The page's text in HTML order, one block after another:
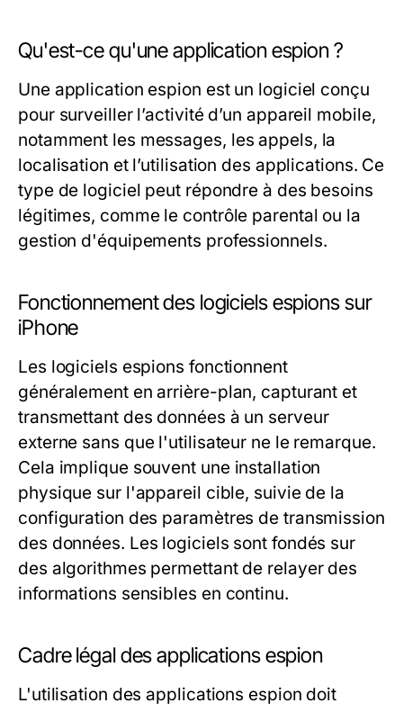
Qu'est-ce qu'une application espion ?
Une application espion est un logiciel conçu
pour surveiller l’activité d’un appareil mobile,
notamment les messages, les appels, la
localisation et l’utilisation des applications. Ce
type de logiciel peut répondre à des besoins
légitimes, comme le contrôle parental ou la
gestion d'équipements professionnels.
Fonctionnement des logiciels espions sur
iPhone
Les logiciels espions fonctionnent
généralement en arrière-plan, capturant et
transmettant des données à un serveur
externe sans que l'utilisateur ne le remarque.
Cela implique souvent une installation
physique sur l'appareil cible, suivie de la
configuration des paramètres de transmission
des données. Les logiciels sont fondés sur
des algorithmes permettant de relayer des
informations sensibles en continu.
Cadre légal des applications espion
L'utilisation des applications espion doit